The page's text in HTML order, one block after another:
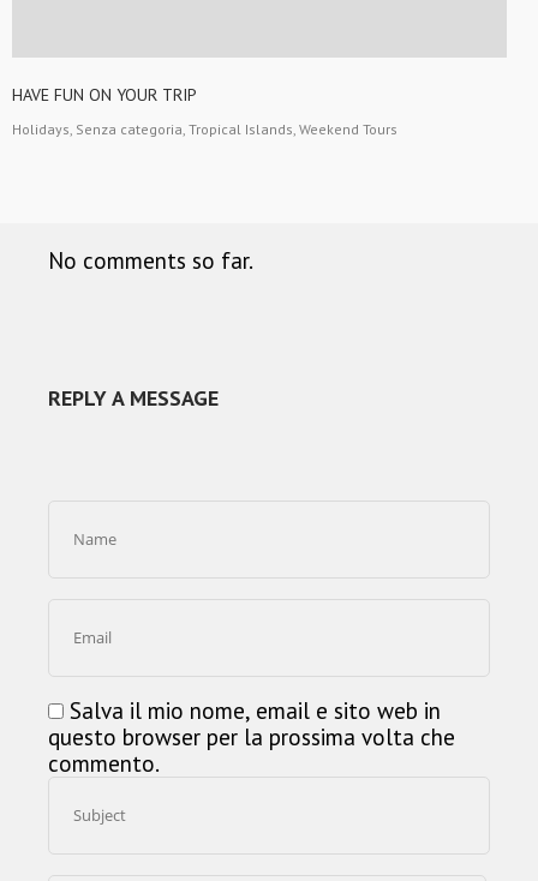
HAVE FUN ON YOUR TRIP
Holidays, Senza categoria, Tropical Islands, Weekend Tours
No comments so far.
REPLY A MESSAGE
Salva il mio nome, email e sito web in
questo browser per la prossima volta che
commento.